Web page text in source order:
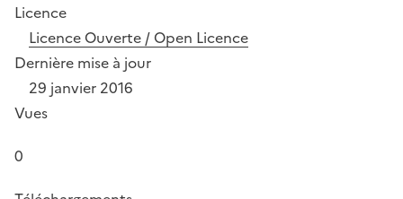
Licence
Licence Ouverte / Open Licence
Dernière mise à jour
29 janvier 2016
Vues
0